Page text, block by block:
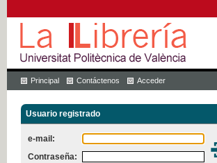
Principal Contáctenos Acceder
Usuario registrado
e-mail:
Contraseña: